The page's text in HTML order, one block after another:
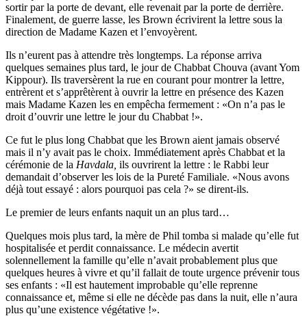
sortir par la porte de devant, elle revenait par la porte de derrière.
Finalement, de guerre lasse, les Brown écrivirent la lettre sous la
direction de Madame Kazen et l’envoyèrent.
Ils n’eurent pas à attendre très longtemps. La réponse arriva
quelques semaines plus tard, le jour de Chabbat Chouva (avant Yom
Kippour). Ils traversèrent la rue en courant pour montrer la lettre,
entrèrent et s’apprêtèrent à ouvrir la lettre en présence des Kazen
mais Madame Kazen les en empêcha fermement : «On n’a pas le
droit d’ouvrir une lettre le jour du Chabbat !».
Ce fut le plus long Chabbat que les Brown aient jamais observé
mais il n’y avait pas le choix. Immédiatement après Chabbat et la
cérémonie de la Havdala, ils ouvrirent la lettre : le Rabbi leur
demandait d’observer les lois de la Pureté Familiale. «Nous avons
déjà tout essayé : alors pourquoi pas cela ?» se dirent-ils.
Le premier de leurs enfants naquit un an plus tard…
Quelques mois plus tard, la mère de Phil tomba si malade qu’elle fut
hospitalisée et perdit connaissance. Le médecin avertit
solennellement la famille qu’elle n’avait probablement plus que
quelques heures à vivre et qu’il fallait de toute urgence prévenir tous
ses enfants : «Il est hautement improbable qu’elle reprenne
connaissance et, même si elle ne décède pas dans la nuit, elle n’aura
plus qu’une existence végétative !».